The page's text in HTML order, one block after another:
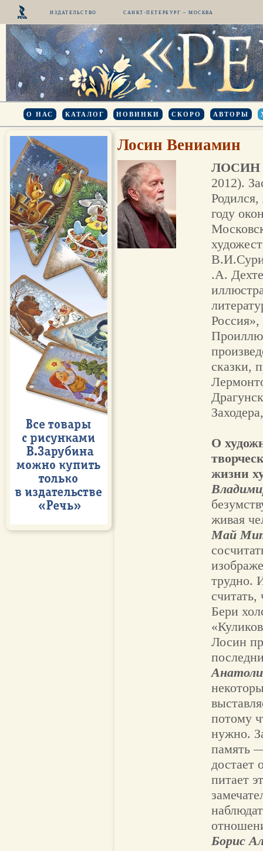
ИЗДАТЕЛЬСТВО САНКТ-ПЕТЕРБУРГ – МОСКВА
О НАС КАТАЛОГ НОВИНКИ СКОРО АВТОРЫ
Лосин Вениамин
ЛОСИН
2012).
году
.А.
сказки,
О
жизни
живая
Май
трудно.
Бери
Лосин
потому
нужно.
память
достает
питает
Борис